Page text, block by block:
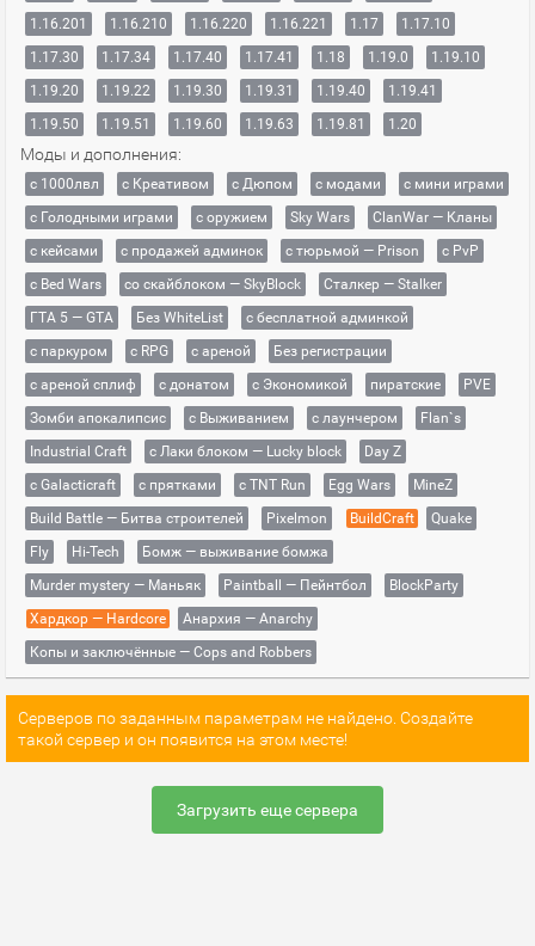
1.16.201
1.16.210 1.16.220 1.16.221 1.17
1.17.10
1.17.30
1.17.34 1.17.40 1.17.41 1.18 1.19.0
1.19.10
1.19.20
1.19.22 1.19.30 1.19.31 1.19.40
1.19.41
1.19.50
1.19.51 1.19.60 1.19.63 1.19.81 1.20
Моды и дополнения:
с 1000лвл c Креативом с Дюпом с модами
с мини играми
с Голодными играми
с оружием Sky Wars
ClanWar — Кланы
с кейсами
с продажей админок с тюрьмой — Prison
с PvP
с Bed Wars
со скайблоком — SkyBlock
Сталкер — Stalker
ГТА 5 — GTA
Без WhiteList
с бесплатной админкой
с паркуром
с RPG с ареной
Без регистрации
с ареной сплиф
с донатом с Экономикой пиратские
PVE
Зомби апокалипсис
с Выживанием с лаунчером
Flan`s
Industrial Craft
с Лаки блоком — Lucky block
Day Z
с Galacticraft
с прятками с TNT Run Egg Wars
MineZ
Build Battle — Битва строителей
Pixelmon BuildCraft
Quake
Fly
Hi-Tech
Бомж — выживание бомжа
Murder mystery — Маньяк
Paintball — Пейнтбол
BlockParty
Хардкор — Hardcore
Анархия — Anarchy
Копы и заключённые — Cops and Robbers
Серверов по заданным параметрам не найдено. Создайте
такой сервер и он появится на этом месте!
Загрузить еще сервера